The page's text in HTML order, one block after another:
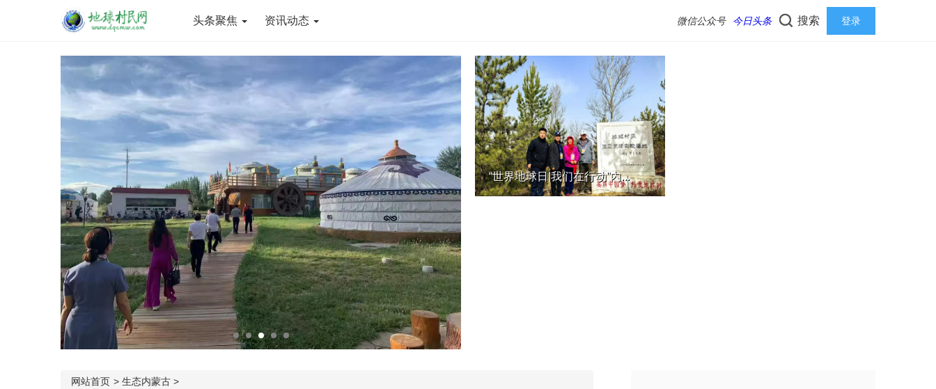
头条聚焦 资讯动态 微信公众号 今日头条 搜索 登录
“世界地球日|我们在行动”内...
网站首页 > 生态内蒙古 >